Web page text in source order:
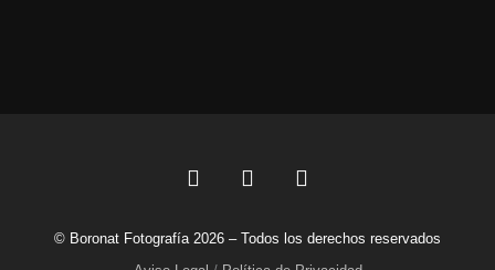
F
e
L
k
I
t
© Boronat Fotografía 2026 – Todos los derechos reservados